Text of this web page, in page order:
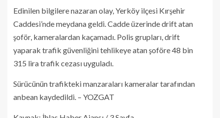
Edinilen bilgilere nazaran olay, Yerköy ilçesi Kırşehir
Caddesi’nde meydana geldi. Cadde üzerinde drift atan
şoför, kameralardan kaçamadı. Polis grupları, drift
yaparak trafik güvenliğini tehlikeye atan şoföre 48 bin
315 lira trafik cezası uyguladı.
Sürücünün trafikteki manzaraları kameralar tarafından
anbean kaydedildi. – YOZGAT